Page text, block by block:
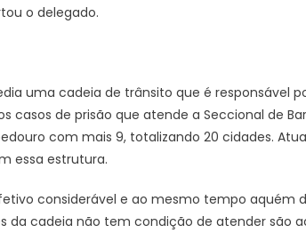
o delegado.
uma cadeia de trânsito que é responsável
de prisão que atende a Seccional de
com mais 9, totalizando 20 cidades.
essa estrutura.
considerável e ao mesmo tempo aquém
da cadeia não tem condição de atender são